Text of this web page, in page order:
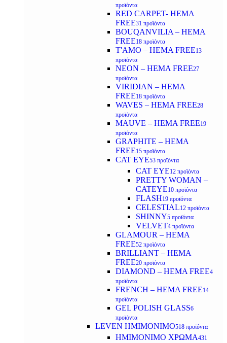
προϊόντα
RED CARPET- HEMA
FREE31 προϊόντα
BOUQANVILIA – HEMA
FREE18 προϊόντα
T'AMO – HEMA FREE13
προϊόντα
NEON – HEMA FREE27
προϊόντα
VIRIDIAN – HEMA
FREE18 προϊόντα
WAVES – HEMA FREE28
προϊόντα
MAUVE – HEMA FREE19
προϊόντα
GRAPHITE – HEMA
FREE15 προϊόντα
CAT EYE53 προϊόντα
CAT EYE12 προϊόντα
PRETTY WOMAN –
CATEYE10 προϊόντα
FLASH19 προϊόντα
CELESTIAL12 προϊόντα
SHINNY5 προϊόντα
VELVET4 προϊόντα
GLAMOUR – HEMA
FREE52 προϊόντα
BRILLIANT – HEMA
FREE20 προϊόντα
DIAMOND – HEMA FREE4
προϊόντα
FRENCH – HEMA FREE14
προϊόντα
GEL POLISH GLASS6
προϊόντα
LEVEN ΗΜΙΜΟΝΙΜΟ518 προϊόντα
ΗΜΙΜΟΝΙΜΟ ΧΡΩΜΑ431